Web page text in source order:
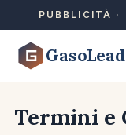
PUBBLICITÀ ·
GasoLead
Termini e